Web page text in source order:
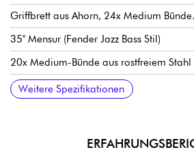
Griffbrett aus Ahorn, 24x Medium Bünde.
35" Mensur (Fender Jazz Bass Stil)
20x Medium-Bünde aus rostfreiem Stahl
Griffbrettradius / Radius 12"
Halsbreite 1. Bund 54 mm
Marcus Custom-H Revolution Set Pickups
Sire Marcus Heritage-3 Elektronik, aktiv/
(18V über 2x 9V-Batterien)
Lautstärke
Tone
Blender
Treble
Middle / Frequency (konzentrisches
Bass
Mini-Schalter (zum Umschalten zwischen
Steg Sire Marcus Miller Marcus
stimmmechaniken Sire Premium
Knochensattel
Hochglanz Korpus Finish
Satin Hals Finish
Verkauft mit Sire Hartschalenkoffer
Weitere Spezifikationen